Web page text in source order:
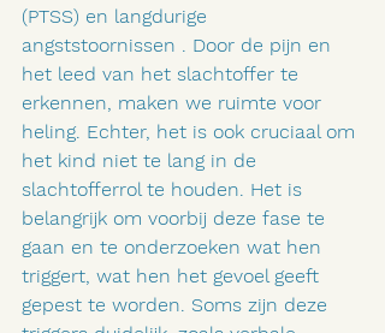
(PTSS) en langdurige
angststoornissen . Door de pijn en
het leed van het slachtoffer te
erkennen, maken we ruimte voor
heling. Echter, het is ook cruciaal om
het kind niet te lang in de
slachtofferrol te houden. Het is
belangrijk om voorbij deze fase te
gaan en te onderzoeken wat hen
triggert, wat hen het gevoel geeft
gepest te worden. Soms zijn deze